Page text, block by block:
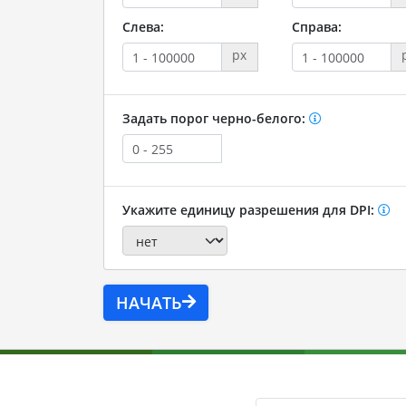
Слева:
px
Справа:
Задать порог черно-белого:
Укажите единицу разрешения для DPI:
НАЧАТЬ